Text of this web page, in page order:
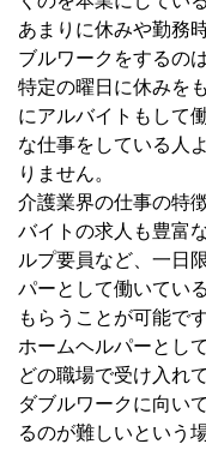
あまりに休みや勤務
ブルワークをするの
特定の曜日に休みを
にアルバイトもして
な仕事をしている人
りません。
介護業界の仕事の特
バイトの求人も豊富
ルプ要員など、一日
パーとして働いてい
もらうことが可能です
ホームヘルパーとし
どの職場で受け入れ
ダブルワークに向い
るのが難しいという